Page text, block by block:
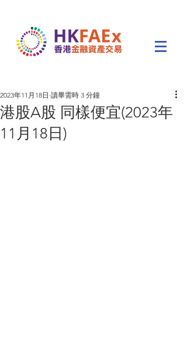
港股A股 同樣便宜(2023年
11月18日)
2023年11月18日 讀畢需時 3 分鐘